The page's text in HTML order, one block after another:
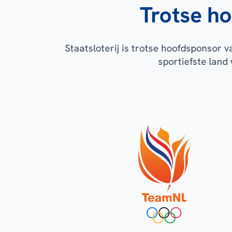
Trotse
Staatsloterij is trotse hoofdsponsor
sportiefste land